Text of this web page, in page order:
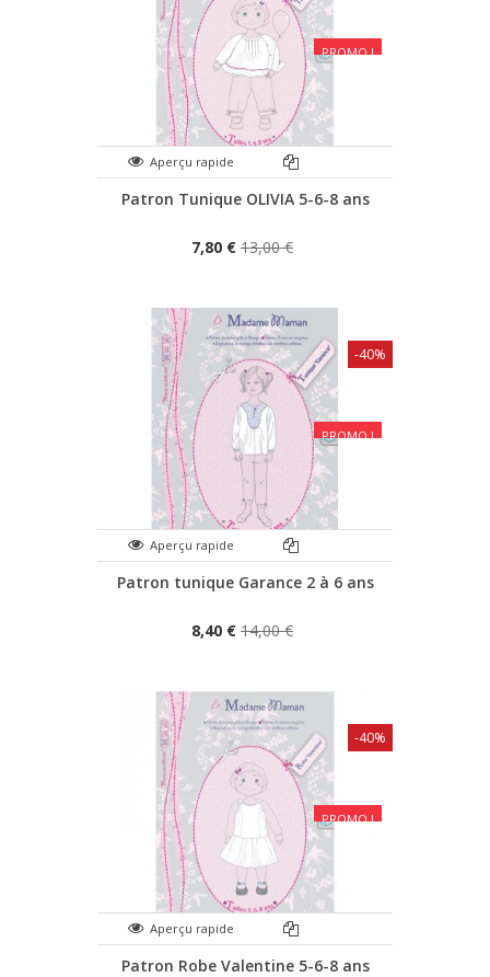
PROMO !
Aperçu rapide
Patron Tunique OLIVIA 5-6-8 ans
7,80 € 13,00 €
PROMO !
Aperçu rapide
Patron tunique Garance 2 à 6 ans
8,40 € 14,00 €
-40%
PROMO !
Aperçu rapide
Patron Robe Valentine 5-6-8 ans
-40%